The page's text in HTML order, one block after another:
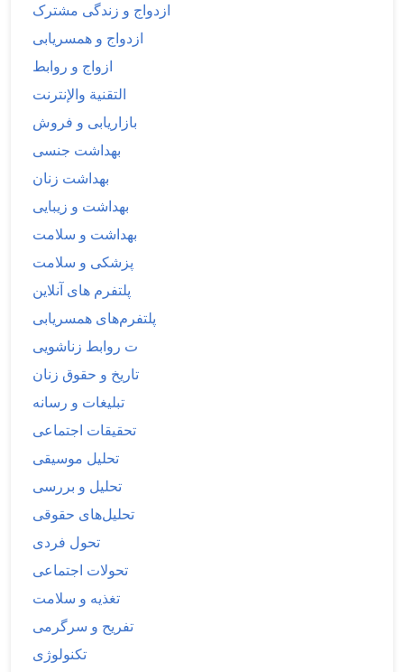
ازدواج و زندگی مشترک
ازدواج و همسریابی
ازواج و روابط
التقنية والإنترنت
بازاریابی و فروش
بهداشت جنسی
بهداشت زنان
بهداشت و زیبایی
بهداشت و سلامت
پزشکی و سلامت
پلتفرم های آنلاین
پلتفرم‌های همسریابی
ت روابط زناشویی
تاریخ و حقوق زنان
تبلیغات و رسانه
تحقیقات اجتماعی
تحلیل موسیقی
تحلیل و بررسی
تحلیل‌های حقوقی
تحول فردی
تحولات اجتماعی
تغذیه و سلامت
تفریح و سرگرمی
تکنولوژی